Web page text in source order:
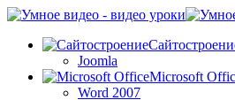
Joomla
Microsoft
Word 2007